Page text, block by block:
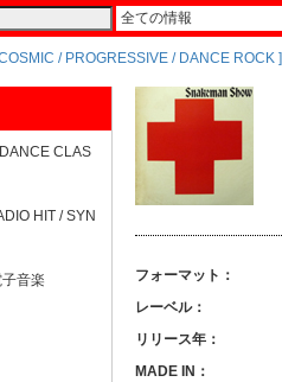
/ PROGRESSIVE / DANCE ROCK ]
CLAS
HIT / SYN
音楽 フォーマット：
レーベル：
リリース年：
MADE IN：